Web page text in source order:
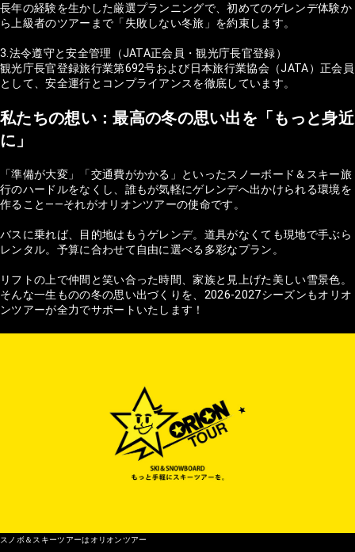
長年の経験を生かした厳選プランニングで、初めてのゲレンデ体験か
ら上級者のツアーまで「失敗しない冬旅」を約束します。
3.法令遵守と安全管理（JATA正会員・観光庁長官登録）
観光庁長官登録旅行業第692号および日本旅行業協会（JATA）正会員
として、安全運行とコンプライアンスを徹底しています。
私たちの想い：最高の冬の思い出を「もっと身近
に」
「準備が大変」「交通費がかかる」といったスノーボード＆スキー旅
行のハードルをなくし、誰もが気軽にゲレンデへ出かけられる環境を
作ること——それがオリオンツアーの使命です。
バスに乗れば、目的地はもうゲレンデ。道具がなくても現地で手ぶら
レンタル。予算に合わせて自由に選べる多彩なプラン。
リフトの上で仲間と笑い合った時間、家族と見上げた美しい雪景色。
そんな一生ものの冬の思い出づくりを、2026-2027シーズンもオリオ
ンツアーが全力でサポートいたします！
スノボ＆スキーツアーはオリオンツアー